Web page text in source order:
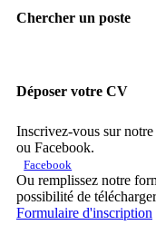
Chercher un poste
Déposer votre CV
Inscrivez-vous sur
ou Facebook.
Facebook
Ou remplissez notre
possibilité de
Formulaire d'inscription